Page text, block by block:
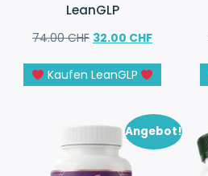
LeanGLP
74.00CHF 32.00 CHF
Kaufen LeanGLP
Angebot!